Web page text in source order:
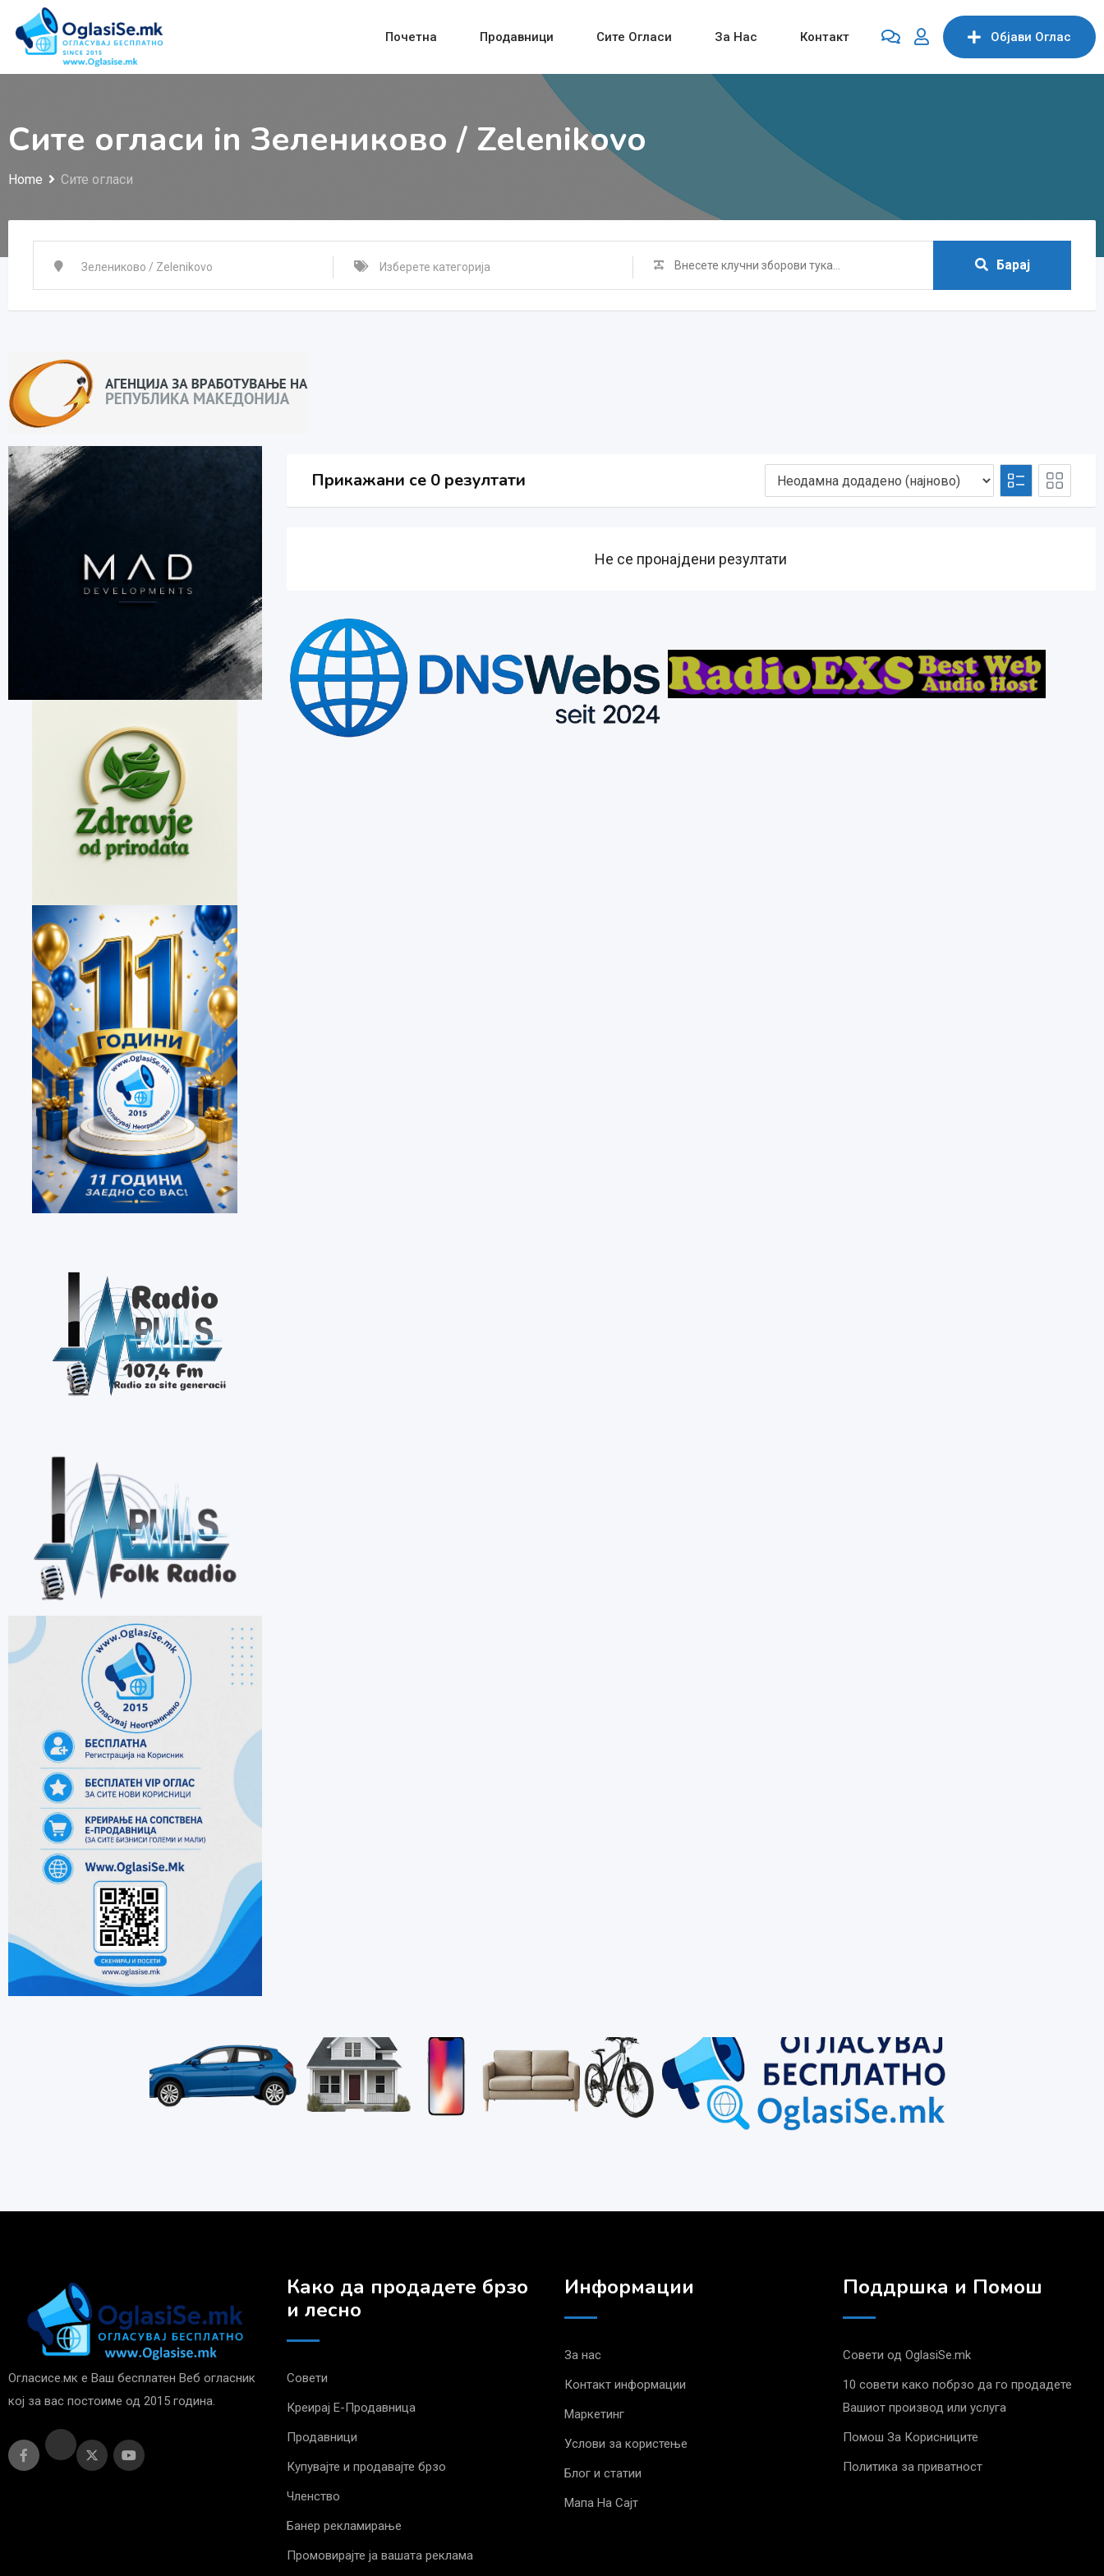
content
Објави Oглас
Почетна Продавници Сите Огласи За Нас Контакт
Сите огласи in Зелениково / Zelenikovo
Home Сите огласи
Барај
Прикажани се 0 резултати
Не се пронајдени резултати
Огласисе.мк е Ваш бесплатен Веб огласник
кој за вас постоиме од 2015 година.
Како да продадете брзо
и лесно
Совети
Креирај Е-Продавница
Продавници
Купувајте и продавајте брзо
Членство
Банер рекламирање
Промовирајте ја вашата реклама
Информации
За нас
Контакт информации
Маркетинг
Услови за користење
Блог и статии
Мапа На Сајт
Поддршка и Помош
Совети од OglasiSe.mk
10 совети како побрзо да го продадете
Вашиот производ или услуга
Помош За Корисниците
Политика за приватност